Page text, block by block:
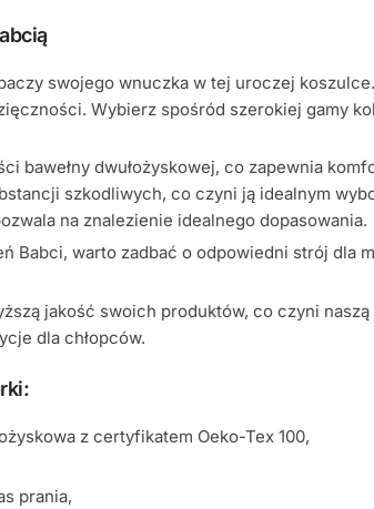
swojego wnuczka w tej uroczej
Wybierz spośród szerokiej gamy
bawełny dwułożyskowej, co zapewnia
szkodliwych, co czyni ją idealnym
na znalezienie idealnego dopasowania.
Babci, warto zadbać o odpowiedni strój dla
jakość swoich produktów, co czyni
dla chłopców.
z certyfikatem Oeko-Tex 100,
prania,